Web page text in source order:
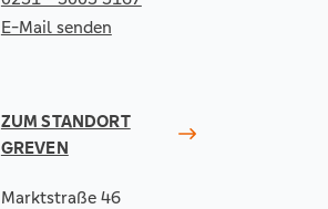
E-Mail senden
ZUM STANDORT
GREVEN
Marktstraße 46